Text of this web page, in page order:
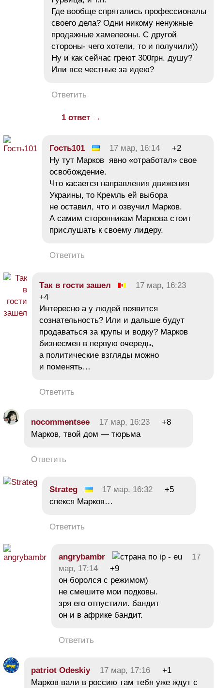
Где вообще спрятались профессионалы
своего дела? Одни никому ненужные
продажные хамелеоны. С другой
стороны- чего хотели, то и получили))
Ну и как сейчас греют 300грн. душу?
Или все честные за идею?
Ответить
1 ответ →
Гость101 17 мар, 16:14
+2
Ну тут Марков явно «отработал» свое
освобождение.
Что касается направления движения
Украины, то Кремль ей выбора
не оставил, что и озвучил Марков.
А самим сторонникам Маркова стоит
прислушать к своему лидеру.
Ответить
Так в гости зашел
17 мар, 16:23
+4
Интересно а у людей появится
сознательность? Или и дальше будут
продаваться за крупы и водку? Марков
бизнесмен в первую очередь,
а политические взгляды можно
и поменять…
Ответить
nocommentsee 17 мар, 16:23
+8
Марков, твой дом — тюрьма
Ответить
Strateg 17 мар, 16:32
+5
спекся Марков…
Ответить
angrybambr
17
мар, 17:14
+9
он боролся с режимом)
не смешите мои подковы.
зря его отпустили. бандит
он и в африке бандит.
Ответить
patriot Odeskiy 17 мар, 17:16
+1
Марков вали в россию там тебя уже ждут с